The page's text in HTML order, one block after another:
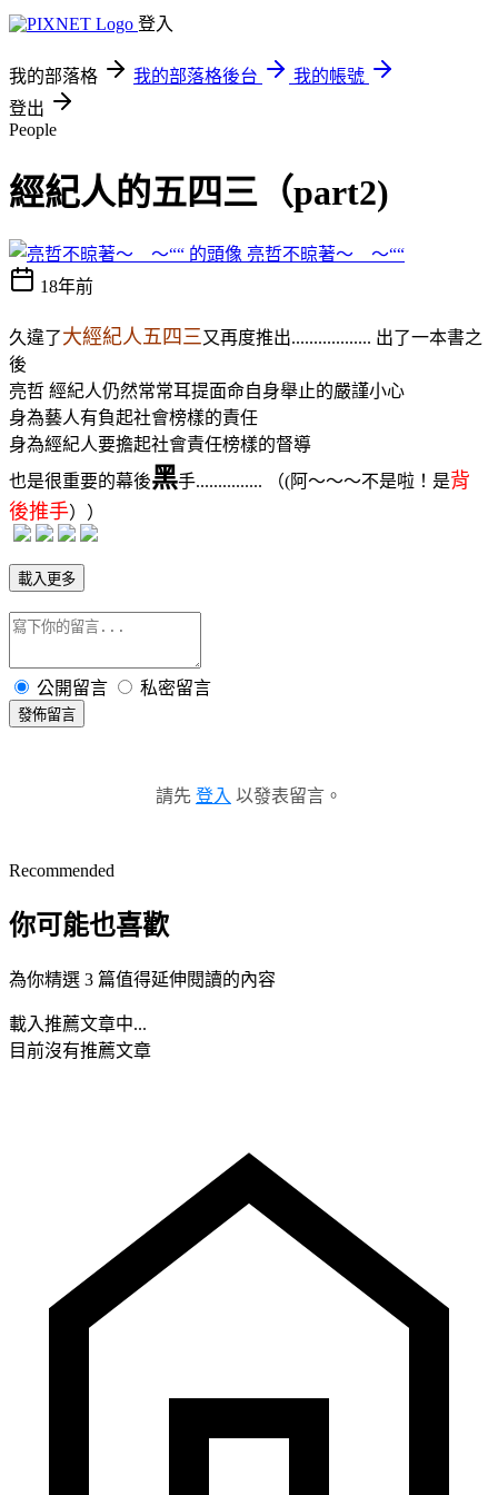
登入
我的部落格 我的部落格後台
我的帳號
登出
People
經紀人的五四三（part2)
亮哲不晾著～＿～““
18年前
久違了大經紀人五四三又再度推出.................. 出了一本書之
後
亮哲 經紀人仍然常常耳提面命自身舉止的嚴謹小心
身為藝人有負起社會榜樣的責任
身為經紀人要擔起社會責任榜樣的督導
也是很重要的幕後黑手............... （(阿～～～不是啦！是背
後推手））
載入更多
公開留言 私密留言
發佈留言
請先 登入 以發表留言。
Recommended
你可能也喜歡
為你精選 3 篇值得延伸閱讀的內容
載入推薦文章中...
目前沒有推薦文章